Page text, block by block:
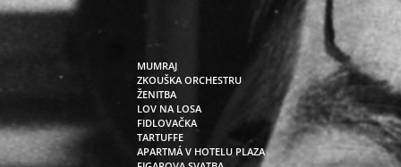
MUMRAJ
ZKOUŠKA ORCHESTRU
ŽENITBA
LOV NA LOSA
FIDLOVAČKA
TARTUFFE
APARTMÁ V HOTELU PLAZA